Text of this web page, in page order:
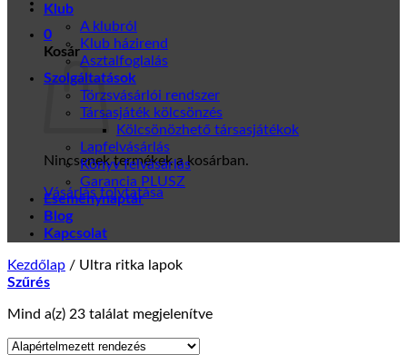
0
Kosár
Nincsenek termékek a kosárban.
Vásárlás folytatása
Klub
A klubról
Klub házirend
Asztalfoglalás
Szolgáltatások
Törzsvásárlói rendszer
Társasjáték kölcsönzés
Kölcsönözhető társasjátékok
Lapfelvásárlás
Könyv felvásárlás
Garancia PLUSZ
Eseménynaptár
Blog
Kapcsolat
Kezdőlap / Ultra ritka lapok
Szűrés
Mind a(z) 23 találat megjelenítve